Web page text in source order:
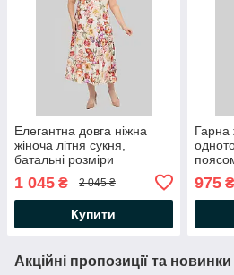
Елегантна довга ніжна
жіноча літня сукня,
батальні розміри
1 045 ₴ 2 045 ₴
Купити
Гарна
975₴
Акційні пропозиції та новинки